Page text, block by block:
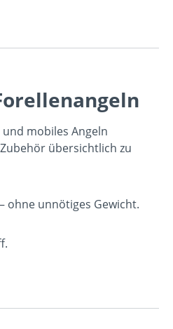
mobiles Angeln
übersichtlich zu
ohne unnötiges Gewicht.